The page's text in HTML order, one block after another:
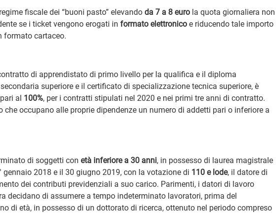
fiscale dei “buoni pasto” elevando da 7 a 8 euro la quota giornaliera non
se i ticket vengono erogati in formato elettronico e riducendo tale importo
formato cartaceo.
di apprendistato di primo livello per la qualifica e il diploma
superiore e il certificato di specializzazione tecnica superiore, è
pari al 100%, per i contratti stipulati nel 2020 e nei primi tre anni di contratto.
occupano alle proprie dipendenze un numero di addetti pari o inferiore a
di soggetti con età inferiore a 30 anni, in possesso di laurea magistrale
2018 e il 30 giugno 2019, con la votazione di 110 e lode, il datore di
dei contributi previdenziali a suo carico. Parimenti, i datori di lavoro
decidano di assumere a tempo indeterminato lavoratori, prima del
di età, in possesso di un dottorato di ricerca, ottenuto nel periodo compreso